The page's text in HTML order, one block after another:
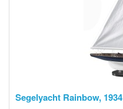
Segelyacht Rainbow, 1934